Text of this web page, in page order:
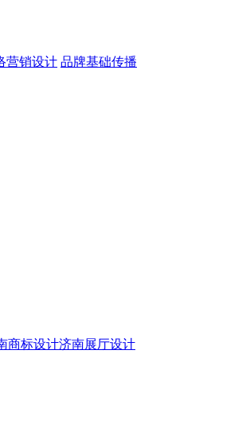
营销设计 品牌基础传播
商标设计济南展厅设计